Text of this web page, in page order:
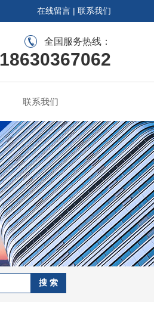
在线留言 | 联系我们
全国服务热线：
18630367062
联系我们